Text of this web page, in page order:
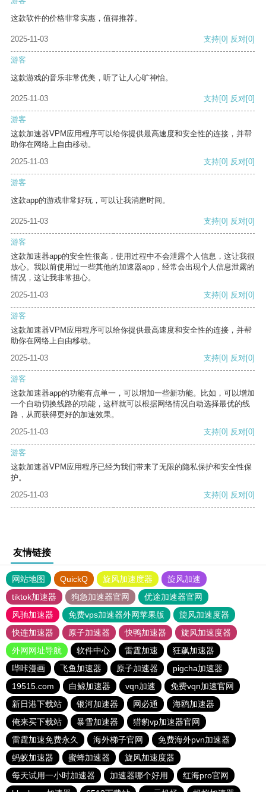
这款软件的价格非常实惠，值得推荐。
2025-11-03 支持[0] 反对[0]
游客
这款游戏的音乐非常优美，听了让人心旷神怡。
2025-11-03 支持[0] 反对[0]
游客
这款加速器VPM应用程序可以给你提供最高速度和安全性的连接，并帮
助你在网络上自由移动。
2025-11-03
支持[0] 反对[0]
游客
这款app的游戏非常好玩，可以让我消磨时间。
2025-11-03 支持[0] 反对[0]
游客
这款加速器app的安全性很高，使用过程中不会泄露个人信息，这让我很
放心。我以前使用过一些其他的加速器app，经常会出现个人信息泄露的
情况，这让我非常担心。
2025-11-03
支持[0] 反对[0]
游客
这款加速器VPM应用程序可以给你提供最高速度和安全性的连接，并帮
助你在网络上自由移动。
2025-11-03
支持[0] 反对[0]
游客
这款加速器app的功能有点单一，可以增加一些新功能。比如，可以增加
一个自动切换线路的功能，这样就可以根据网络情况自动选择最优的线
路，从而获得更好的加速效果。
2025-11-03
支持[0] 反对[0]
游客
这款加速器VPM应用程序已经为我们带来了无限的隐私保护和安全性保
护。
2025-11-03
支持[0] 反对[0]
友情链接
网站地图 QuickQ 旋风加速度器
旋风加速
tiktok加速器
狗急加速器官网
优途加速器官网
风驰加速器
免费vps加速器外网苹果版
旋风加速度器
快连加速器
原子加速器 快鸭加速器
旋风加速度器
外网网址导航
软件中心 雷霆加速
狂飙加速器
哔咔漫画
飞鱼加速器 原子加速器
pigcha加速器
19515.com
白鲸加速器 vqn加速
免费vqn加速官网
新日港下载站
银河加速器 网必通
海鸥加速器
俺来买下载站
暴雪加速器
猎豹vp加速器官网
雷霆加速免费永久
海外梯子官网
免费海外pvn加速器
蚂蚁加速器
蜜蜂加速器
旋风加速度器
每天试用一小时加速器
加速器哪个好用
红海pro官网